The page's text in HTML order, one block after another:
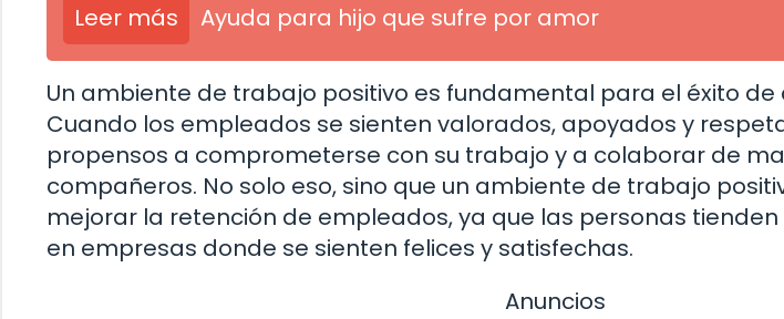
Leer más Ayuda para hijo que sufre por amor
Un ambiente de trabajo positivo es fundamental para el éxito de
Cuando los empleados se sienten valorados, apoyados y
propensos a comprometerse con su trabajo y a colaborar de
compañeros. No solo eso, sino que un ambiente de trabajo
mejorar la retención de empleados, ya que las personas
en empresas donde se sienten felices y satisfechas.
Anuncios